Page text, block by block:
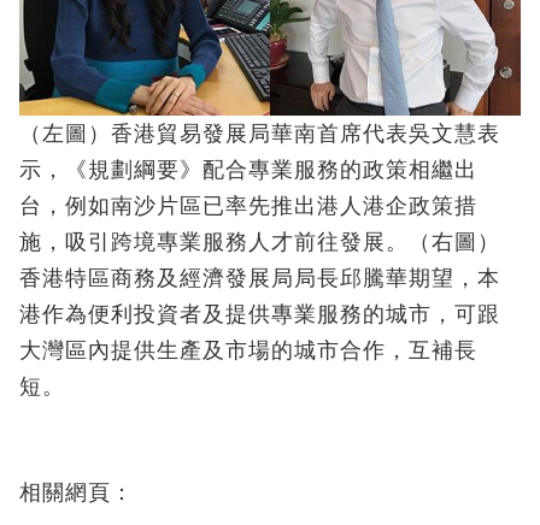
（左圖）香港貿易發展局華南首席代表吳文慧表
示，《規劃綱要》配合專業服務的政策相繼出
台，例如南沙片區已率先推出港人港企政策措
施，吸引跨境專業服務人才前往發展。（右圖）
香港特區商務及經濟發展局局長邱騰華期望，本
港作為便利投資者及提供專業服務的城市，可跟
大灣區內提供生產及市場的城市合作，互補長
短。
相關網頁：